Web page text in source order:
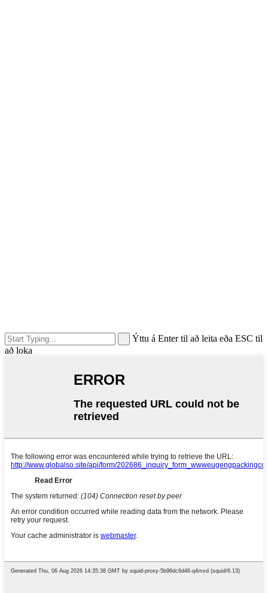
Ýttu á Enter til að leita eða ESC til
að loka